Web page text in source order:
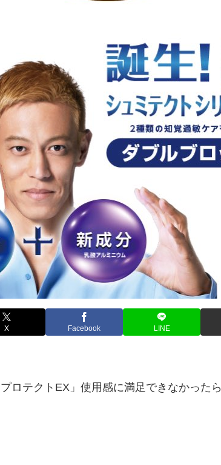
X Facebook LINE
ロテクトEX」使用感に満足できなかったら